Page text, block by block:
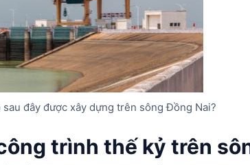
đây được xây dựng trên sông Đồng Nai?
trình thế kỷ trên